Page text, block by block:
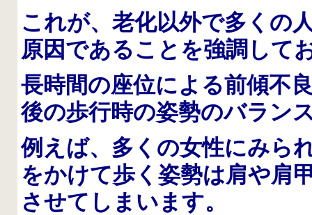
これが、老化以外で多くの
原因であることを強調して
長時間の座位による前傾不
後の歩行時の姿勢のバラン
例えば、多くの女性にみら
をかけて歩く姿勢は肩や肩
させてしまいます。